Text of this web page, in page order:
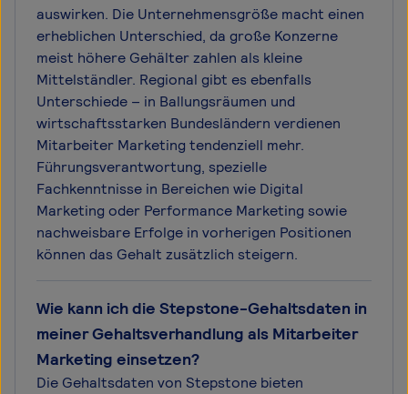
auswirken. Die Unternehmensgröße macht einen
erheblichen Unterschied, da große Konzerne
meist höhere Gehälter zahlen als kleine
Mittelständler. Regional gibt es ebenfalls
Unterschiede – in Ballungsräumen und
wirtschaftsstarken Bundesländern verdienen
Mitarbeiter Marketing tendenziell mehr.
Führungsverantwortung, spezielle
Fachkenntnisse in Bereichen wie Digital
Marketing oder Performance Marketing sowie
nachweisbare Erfolge in vorherigen Positionen
können das Gehalt zusätzlich steigern.
Wie kann ich die Stepstone-Gehaltsdaten in
meiner Gehaltsverhandlung als Mitarbeiter
Marketing einsetzen?
Die Gehaltsdaten von Stepstone bieten